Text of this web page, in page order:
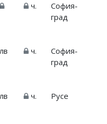
ч.
София-
град
ч.
София-
град
ч. Русе